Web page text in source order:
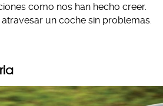
como nos han hecho creer.
un coche sin problemas.